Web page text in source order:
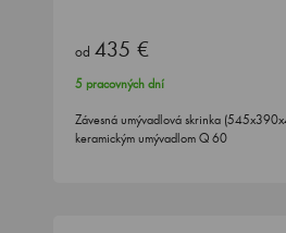
od 435 €
5 pracovných dní
Závesná umývadlová skrinka
keramickým umývadlom Q 60